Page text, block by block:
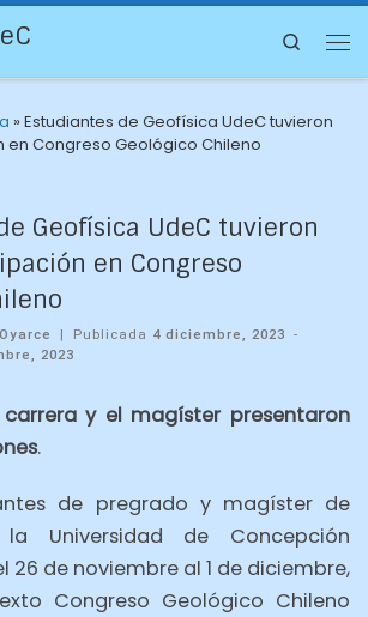
Search
»Estudiantes de Geofísica UdeC tuvieron
Congreso Geológico Chileno
Geofísica UdeC tuvieron
en Congreso
| Publicada 4 diciembre, 2023 -
2023
y el magíster presentaron
.
de pregrado y magíster de
Universidad de Concepción
26 de noviembre al 1 de diciembre,
Congreso Geológico Chileno